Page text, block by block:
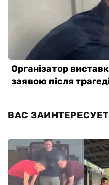
ВАС ЗАИНТЕРЕСУЕТ